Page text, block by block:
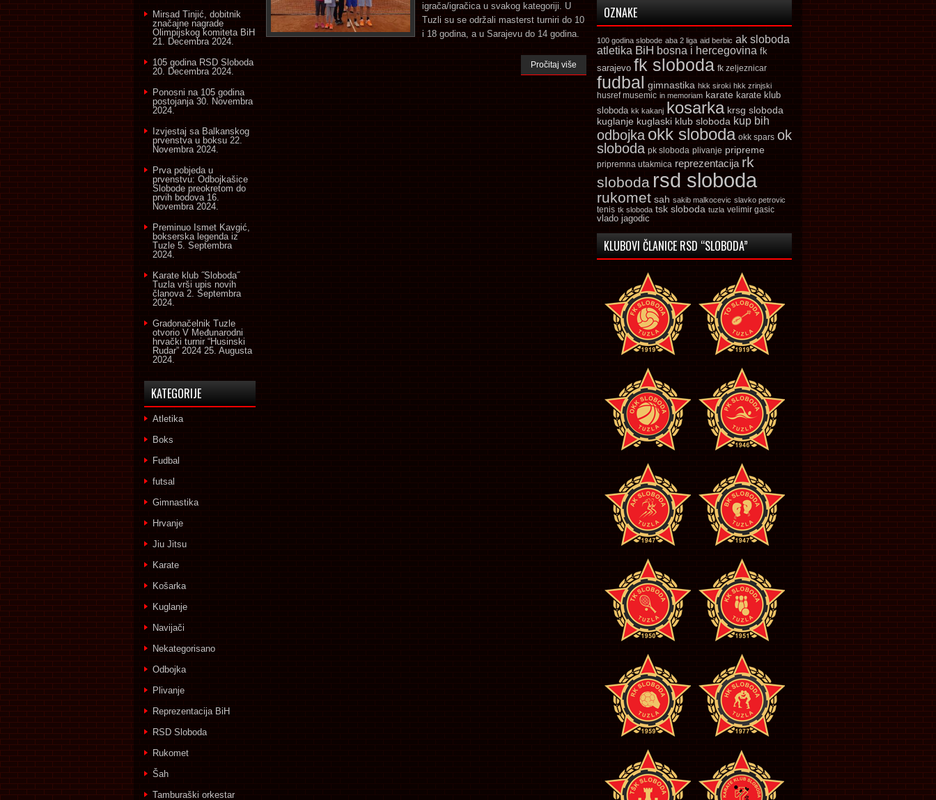
igrača/igračica u svakog kategoriji. U
Tuzli su se održali masterst turniri do 10
i 18 godina, a u Sarajevu do 14 godina.
Pročitaj više
Mirsad Tinjić, dobitnik
značajne nagrade
Olimpijskog komiteta BiH
21. Decembra 2024.
105 godina RSD Sloboda
20. Decembra 2024.
Ponosni na 105 godina
postojanja 30. Novembra
2024.
Izvjestaj sa Balkanskog
prvenstva u boksu 22.
Novembra 2024.
Prva pobjeda u
prvenstvu: Odbojkašice
Slobode preokretom do
prvih bodova 16.
Novembra 2024.
Preminuo Ismet Kavgić,
bokserska legenda iz
Tuzle 5. Septembra
2024.
Karate klub ˝Sloboda˝
Tuzla vrši upis novih
članova 2. Septembra
2024.
Gradonačelnik Tuzle
otvorio V Međunarodni
hrvački turnir “Husinski
Rudar” 2024 25. Augusta
2024.
KATEGORIJE
Atletika
Boks
Fudbal
futsal
Gimnastika
Hrvanje
Jiu Jitsu
Karate
Košarka
Kuglanje
Navijači
Nekategorisano
Odbojka
Plivanje
Reprezentacija BiH
RSD Sloboda
Rukomet
Šah
Tamburaški orkestar
OZNAKE
100 godina slobode aba 2 liga aid berbic ak sloboda
atletika BiH bosna i hercegovina fk
sarajevo fk sloboda fk zeljeznicar
fudbal gimnastika hkk siroki hkk zrinjski
husref musemic in memoriam karate karate klub
sloboda kk kakanj kosarka krsg sloboda
kuglanje kuglaski klub sloboda kup bih
odbojka okk sloboda okk spars ok
sloboda pk sloboda plivanje pripreme
pripremna utakmica reprezentacija rk
sloboda rsd sloboda
rukomet sah sakib malkocevic slavko petrovic
tenis tk sloboda tsk sloboda tuzla velimir gasic
vlado jagodic
KLUBOVI ČLANICE RSD “SLOBODA”